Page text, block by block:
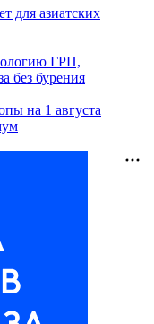
для азиатских
ГРП,
без бурения
на 1 августа